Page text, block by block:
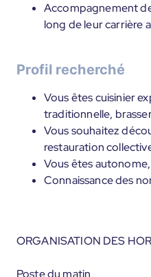
Accompagnement
long de leur carrière
Profil recherché
Vous êtes cuisinier
traditionnelle,
Vous souhaitez
restauration
Vous êtes
Connaissance des
ORGANISATION DES
Poste du matin